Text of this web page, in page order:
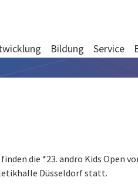
Bildung Service
die *23. andro Kids Open
Düsseldorf statt.